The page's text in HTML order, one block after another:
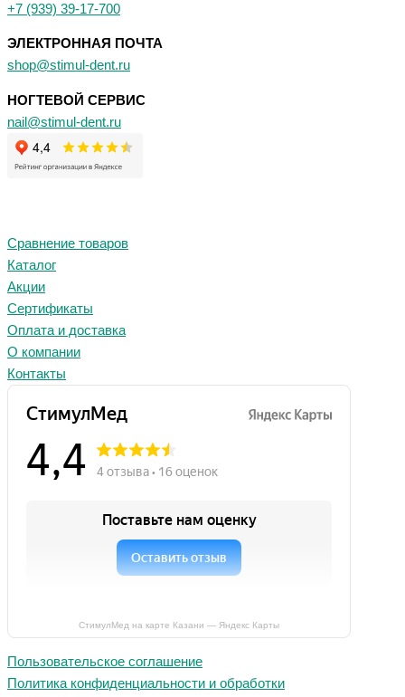
+7 (939) 39-17-700
ЭЛЕКТРОННАЯ ПОЧТА
shop@stimul-dent.ru
НОГТЕВОЙ СЕРВИС
nail@stimul-dent.ru
Сравнение товаров
Каталог
Акции
Сертификаты
Оплата и доставка
О компании
Контакты
СтимулМед на карте Казани — Яндекс Карты
Пользовательское соглашение
Политика конфиденциальности и обработки